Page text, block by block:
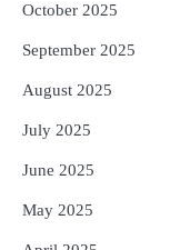
October 2025
September 2025
August 2025
July 2025
June 2025
May 2025